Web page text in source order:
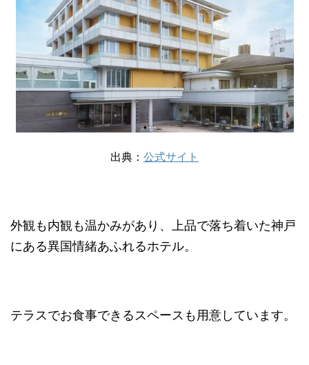
出典： 公式サイト
外観も内観も温かみがあり、上品で落ち着いた神戸
にある異国情緒あふれるホテル。
テラスでお食事できるスペースも用意しています。